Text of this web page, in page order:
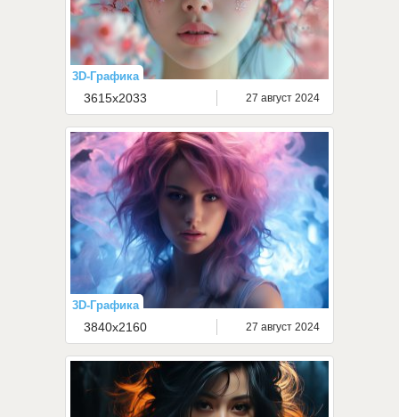
3D-Графика
3615x2033 27 август 2024
3D-Графика
3840x2160 27 август 2024